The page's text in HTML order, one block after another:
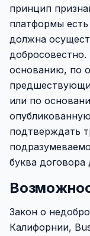
принцип
платформы
должна
основанию, по
или по
подтверждать
буква договора
Закон о
Калифорнии,